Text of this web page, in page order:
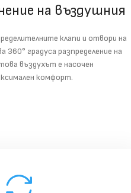
на въздушния
клапи и отвори на
360° градуса разпределение на
въздухът е насочен
комфорт.